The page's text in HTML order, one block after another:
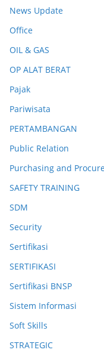
News Update
Office
OIL & GAS
OP ALAT BERAT
Pajak
Pariwisata
PERTAMBANGAN
Public Relation
Purchasing and
SAFETY TRAINING
SDM
Security
Sertifikasi
SERTIFIKASI
Sertifikasi BNSP
Sistem Informasi
Soft Skills
STRATEGIC